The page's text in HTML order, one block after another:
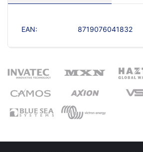
EAN: 8719076041832